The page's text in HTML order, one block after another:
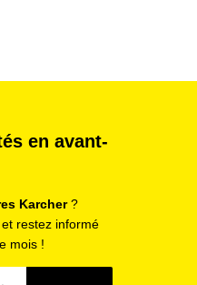
en avant-
Karcher?
restez informé
mois !